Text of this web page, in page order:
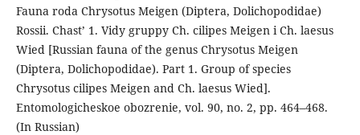
Fauna roda Chrysotus Meigen (Diptera, Dolichopodidae)
Rossii. Chast’ 1. Vidy gruppy Ch. cilipes Meigen i Ch. laesus
Wied [Russian fauna of the genus Chrysotus Meigen
(Diptera, Dolichopodidae). Part 1. Group of species
Chrysotus cilipes Meigen and Ch. laesus Wied].
Entomologicheskoe obozrenie, vol. 90, no. 2, pp. 464–468.
(In Russian)